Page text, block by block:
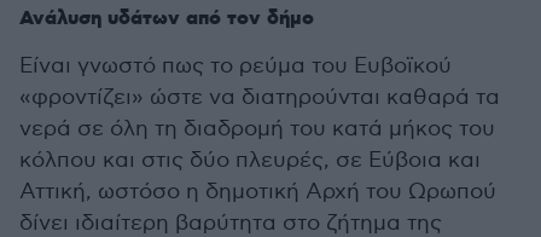
Ανάλυση υδάτων από τον δήμο
Είναι γνωστό πως το ρεύμα του Ευβοϊκού
«φροντίζει» ώστε να διατηρούνται καθαρά τα
νερά σε όλη τη διαδρομή του κατά μήκος του
κόλπου και στις δύο πλευρές, σε Εύβοια και
Αττική, ωστόσο η δημοτική Αρχή του Ωρωπού
δίνει ιδιαίτερη βαρύτητα στο ζήτημα της